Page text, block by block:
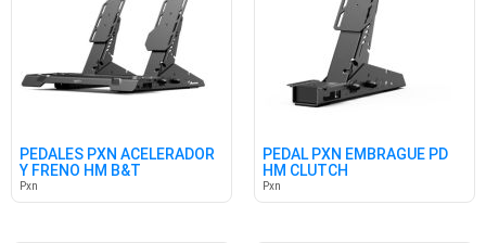
PEDALES PXN ACELERADOR
Y FRENO HM B&T
Pxn
PEDAL PXN EMBRAGUE PD
HM CLUTCH
Pxn